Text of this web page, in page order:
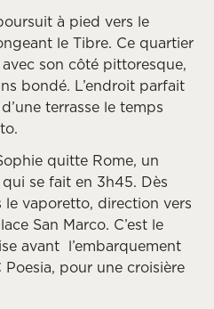
à pied vers le
le Tibre. Ce quartier
son côté pittoresque,
bondé. L’endroit parfait
terrasse le temps
quitte Rome, un
se fait en 3h45. Dès
le vaporetto, direction vers
San Marco. C’est le
avant l’embarquement
pour une croisière